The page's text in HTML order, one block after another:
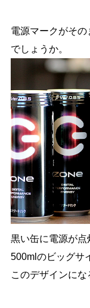
電源マークがそ
でしょうか。
黒い缶に電源が点
500mlのビッグサ
このデザインにな